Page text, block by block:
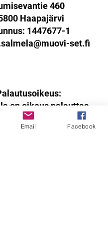
460
Haapajärvi
1447677-1
set.fi
on oikeus palauttaa
ostamasi tuotteet
päivän kuluessa
Email Facebook